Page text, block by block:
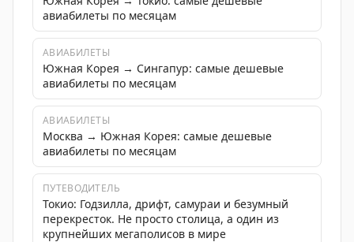
авиабилеты по месяцам
АВИАБИЛЕТЫ
Южная Корея → Сингапур: самые дешевые
авиабилеты по месяцам
АВИАБИЛЕТЫ
Москва → Южная Корея: самые дешевые
авиабилеты по месяцам
ПУТЕВОДИТЕЛЬ
Токио: Годзилла, дрифт, самураи и безумный
перекресток. Не просто столица, а один из
крупнейших мегаполисов в мире